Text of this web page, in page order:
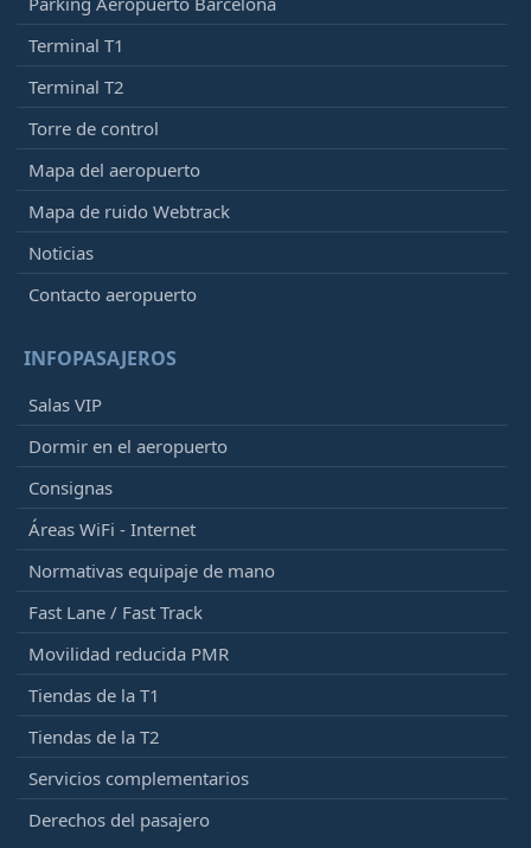
Terminal T1
Terminal T2
Torre de control
Mapa del aeropuerto
Mapa de ruido Webtrack
Noticias
Contacto aeropuerto
INFOPASAJEROS
Salas VIP
Dormir en el aeropuerto
Consignas
Áreas WiFi - Internet
Normativas equipaje de mano
Fast Lane / Fast Track
Movilidad reducida PMR
Tiendas de la T1
Tiendas de la T2
Servicios complementarios
Derechos del pasajero